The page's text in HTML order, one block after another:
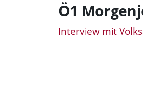
Ö1
Interview mit